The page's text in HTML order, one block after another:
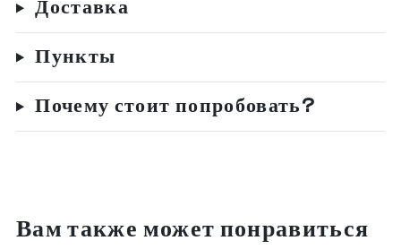
Доставка
Пункты
Почему стоит попробовать?
Вам также может понравиться